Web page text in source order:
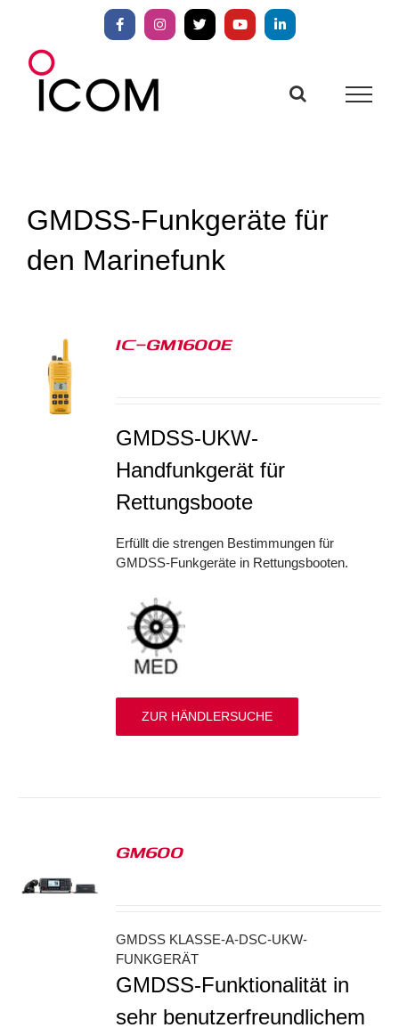
springen
FacebookInstagram
X YouTubeLinkedIn
GMDSS-Funkgeräte für
den Marinefunk
IC-GM1600E
GMDSS-UKW-
Handfunkgerät für
Rettungsboote
Erfüllt die strengen Bestimmungen für
GMDSS-Funkgeräte in Rettungsbooten.
ZUR HÄNDLERSUCHE
GM600
GMDSS KLASSE-A-DSC-UKW-
FUNKGERÄT
GMDSS-Funktionalität in
sehr benutzerfreundlichem